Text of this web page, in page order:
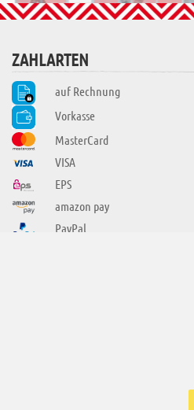
ZAHLARTEN
auf Rechnung
Vorkasse
MasterCard
VISA
EPS
amazon pay
PayPal